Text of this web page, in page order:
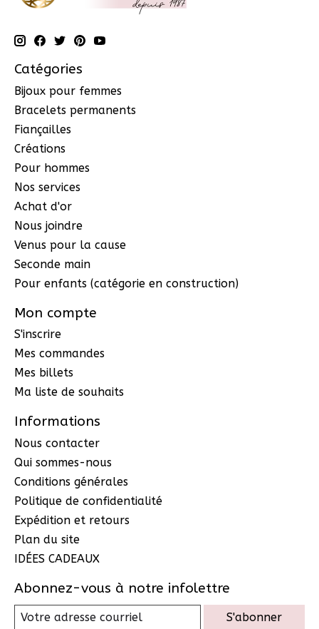
Catégories
Bijoux pour femmes
Bracelets permanents
Fiançailles
Créations
Pour hommes
Nos services
Achat d'or
Nous joindre
Venus pour la cause
Seconde main
Pour enfants (catégorie en construction)
Mon compte
S'inscrire
Mes commandes
Mes billets
Ma liste de souhaits
Informations
Nous contacter
Qui sommes-nous
Conditions générales
Politique de confidentialité
Expédition et retours
Plan du site
IDÉES CADEAUX
Abonnez-vous à notre infolettre
S'abonner